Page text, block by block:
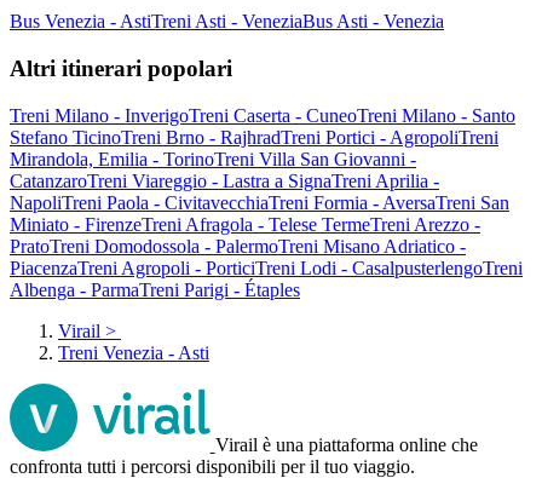
Bus Venezia - AstiTreni Asti - VeneziaBus Asti - Venezia
Altri itinerari popolari
Treni Milano - InverigoTreni Caserta - CuneoTreni Milano - Santo
Stefano TicinoTreni Brno - RajhradTreni Portici - AgropoliTreni
Mirandola, Emilia - TorinoTreni Villa San Giovanni -
CatanzaroTreni Viareggio - Lastra a SignaTreni Aprilia -
NapoliTreni Paola - CivitavecchiaTreni Formia - AversaTreni San
Miniato - FirenzeTreni Afragola - Telese TermeTreni Arezzo -
PratoTreni Domodossola - PalermoTreni Misano Adriatico -
PiacenzaTreni Agropoli - PorticiTreni Lodi - CasalpusterlengoTreni
Albenga - ParmaTreni Parigi - Étaples
Virail >
Treni Venezia - Asti
Virail è una piattaforma online che
confronta tutti i percorsi disponibili per il tuo viaggio.